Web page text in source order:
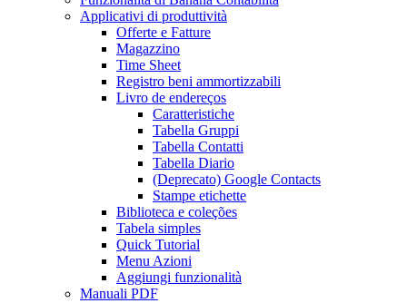
Applicativi di produttività
Offerte e Fatture
Magazzino
Time Sheet
Registro beni ammortizzabili
Livro de endereços
Caratteristiche
Tabella Gruppi
Tabella Contatti
Tabella Diario
(Deprecato) Google Contacts
Stampe etichette
Biblioteca e coleções
Tabela simples
Quick Tutorial
Menu Azioni
Aggiungi funzionalità
Manuali PDF